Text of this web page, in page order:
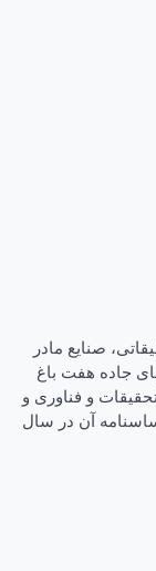
صنایع مادر
جاده هفت باغ
تحقیقات و فناوری و
آن در سال